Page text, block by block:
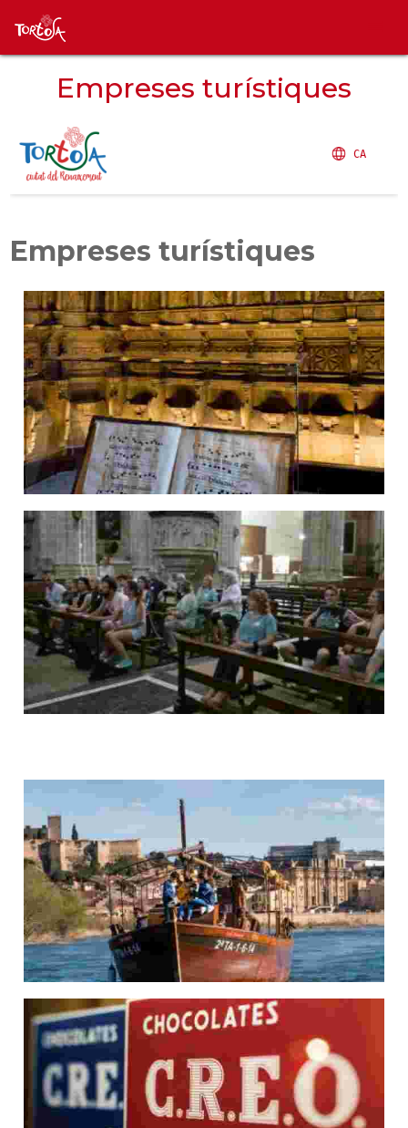
Empreses turístiques